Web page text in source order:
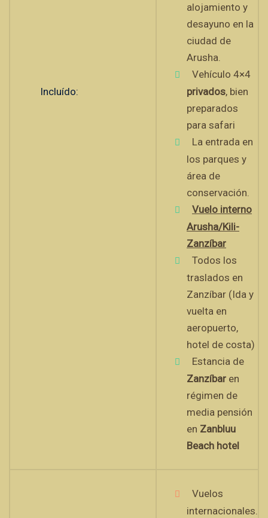
Incluído:
alojamiento y
desayuno en la
ciudad de
Arusha.
Vehículo 4×4
privados, bien
preparados
para safari
La entrada en
los parques y
área de
conservación.
Vuelo interno
Arusha/Kili-
Zanzíbar
Todos los
traslados en
Zanzíbar (Ida y
vuelta en
aeropuerto,
hotel de costa)
Estancia de
Zanzíbar en
régimen de
media pensión
en Zanbluu
Beach hotel
Vuelos
internacionales.